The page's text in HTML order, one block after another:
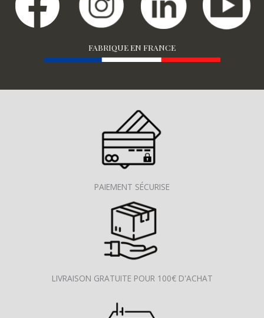
FABRIQUE EN FRANCE
PAIEMENT SÉCURISE
LIVRAISON GRATUITE POUR 100€ D'ACHAT